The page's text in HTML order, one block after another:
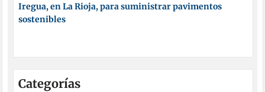
Iregua, en La Rioja, para suministrar pavimentos
sostenibles
Categorías